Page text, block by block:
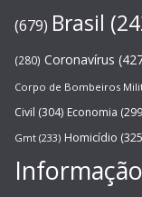
(679) Brasil
(280) Coronavírus
Corpo de Bombeiros
Civil (304) Economia
Gmt (233) Homicídio
Informação